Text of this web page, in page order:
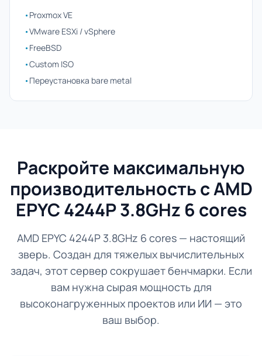
•Proxmox VE
•VMware ESXi / vSphere
•FreeBSD
•Custom ISO
•Переустановка bare metal
Раскройте максимальную
производительность с AMD
EPYC 4244P 3.8GHz 6 cores
AMD EPYC 4244P 3.8GHz 6 cores — настоящий
зверь. Создан для тяжелых вычислительных
задач, этот сервер сокрушает бенчмарки. Если
вам нужна сырая мощность для
высоконагруженных проектов или ИИ — это
ваш выбор.